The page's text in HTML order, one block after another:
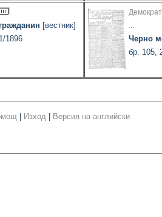
[вестник]
1896
...
Черно
бр. 105,
Изход Версия на английски